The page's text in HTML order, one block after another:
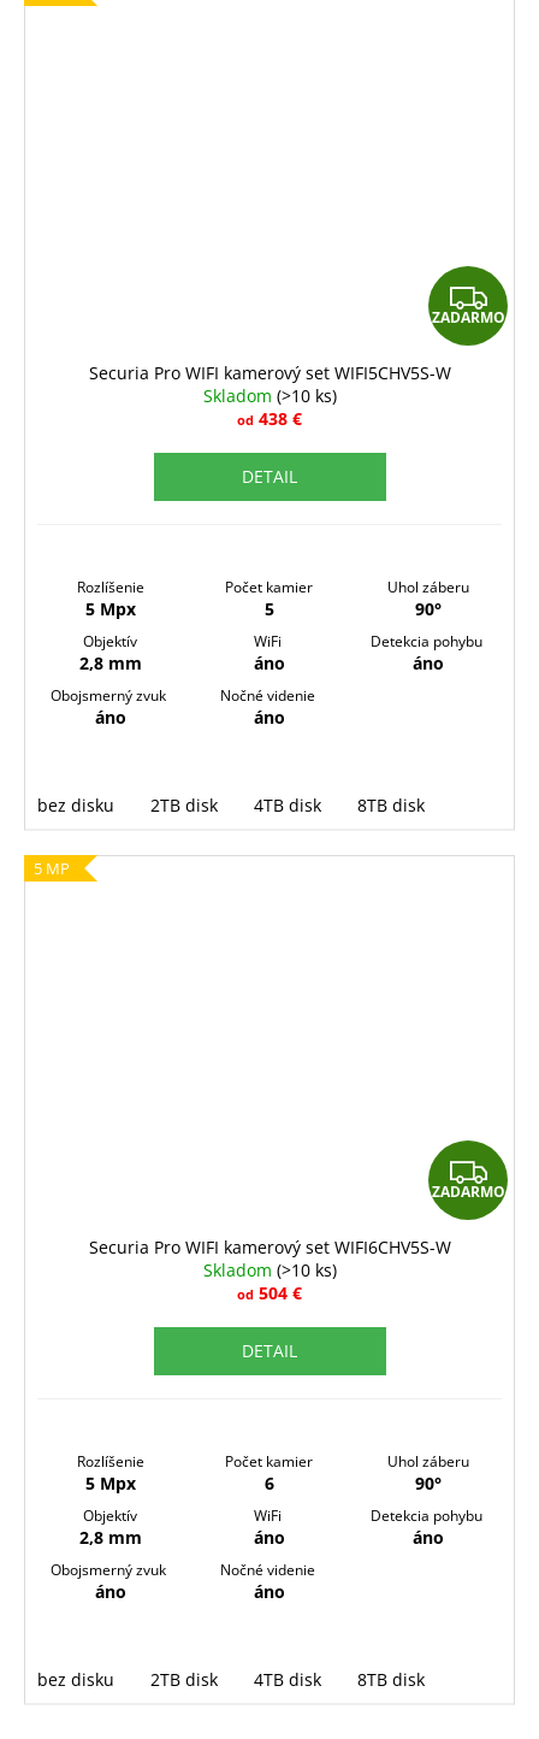
Z
A
ZADARMO
Securia Pro WIFI kamerový set WIFI5CHV5S-W
Skladom (>10 ks)
od 438 €
DETAIL
Rozlíšenie
5 Mpx
Počet kamier
5
Uhol záberu
90°
Objektív
2,8 mm
WiFi
áno
Detekcia pohybu
áno
Obojsmerný zvuk
áno
Nočné videnie
áno
bez disku 2TB disk 4TB disk 8TB disk
5 MP
Z
A
ZADARMO
Securia Pro WIFI kamerový set WIFI6CHV5S-W
Skladom (>10 ks)
od 504 €
DETAIL
Rozlíšenie
5 Mpx
Počet kamier
6
Uhol záberu
90°
Objektív
2,8 mm
WiFi
áno
Detekcia pohybu
áno
Obojsmerný zvuk
áno
Nočné videnie
áno
bez disku 2TB disk 4TB disk 8TB disk